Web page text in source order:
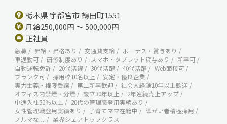
栃木県 宇都宮市 鶴田町1551
月給250,000円 ～ 500,000円
正社員
急募 昇給・昇格あり 交通費支給
ボーナス・賞与あり
車通勤可
研修制度あり スマホ・タブレット貸与あり
新卒可
自動運転免許
20代活躍 30代活躍 40代活躍
Web面接可
ブランク可
採用枠10名以上
安定・優良企業
実力主義・権限委譲
第二新卒歓迎
社会人経験10年以上歓迎
オフィス内禁煙・分煙
設立30年以上
2年連続売上アップ
中途入社50％以上
20代の管理職登用実績あり
女性管理職登用実績あり
子育てママ在籍中
障がい者積極採用
ノルマなし
業界シェアトップクラス